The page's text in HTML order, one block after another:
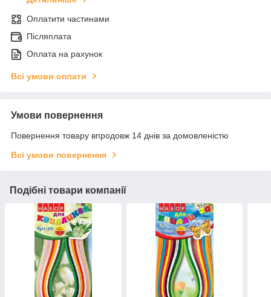
Оплатити частинами
Післяплата
Оплата на рахунок
Всі умови оплати
Умови повернення
Повернення товару впродовж 14 днів за домовленістю
Всі умови повернення
Подібні товари компанії